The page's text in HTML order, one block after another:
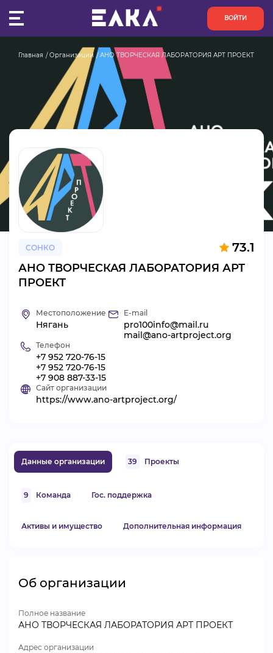
ВОЙТИ
ПУЛЬС
КОНКУРСЫ
ОРГАНИЗАЦИИ
АКТИВИСТЫ
ПРОЕКТЫ
АНАЛИТИКА
ВИДЕОКУРСЫ
ВОЙТИ
Главная Организации АНО ТВОРЧЕСКАЯ ЛАБОРАТОРИЯ АРТ ПРОЕКТ
СОНКО 73.1
АНО ТВОРЧЕСКАЯ ЛАБОРАТОРИЯ АРТ
ПРОЕКТ
Местоположение
Нягань
E-mail
pro100info@mail.ru
mail@ano-artproject.org
Телефон
+7 952 720-76-15
+7 952 720-76-15
+7 908 887-33-15
Сайт организации
https://www.ano-artproject.org/
Данные организации 39 Проекты
9 Команда Гос. поддержка
Активы и имущество Дополнительная информация
Об организации
Полное название
АНО ТВОРЧЕСКАЯ ЛАБОРАТОРИЯ АРТ ПРОЕКТ
Адрес организации